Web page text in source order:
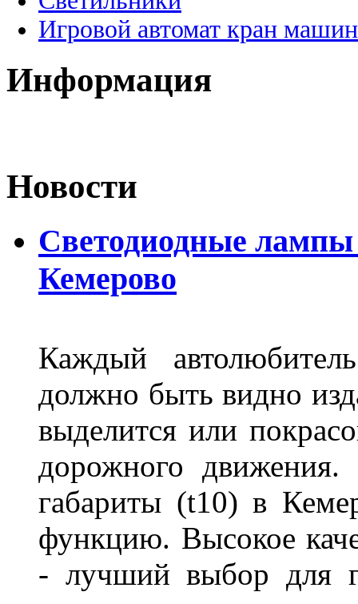
Игровой автомат кран
Информация
Новости
Светодиодные
Кемерово
Каждый
должно быть видно
выделится или
дорожного
габариты (t10) в
функцию. Высокое
- лучший выбор для